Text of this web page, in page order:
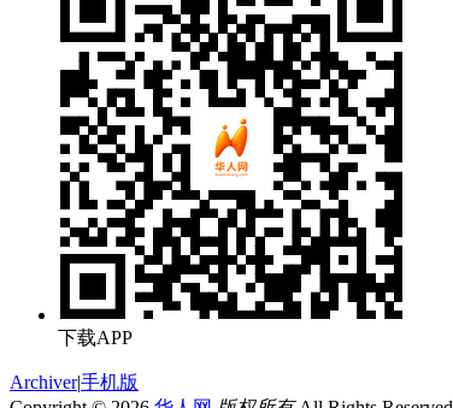
下载APP
Archiver|手机版